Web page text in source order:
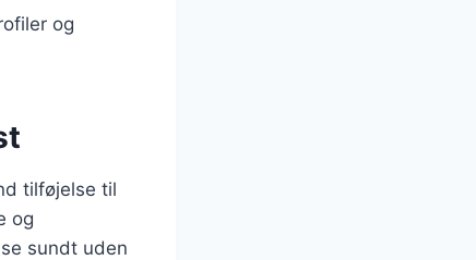
og
tilføjelse til
og
sundt uden